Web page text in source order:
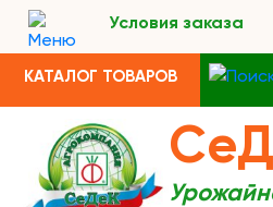
Условия заказа
КАТАЛОГ ТОВАРОВ